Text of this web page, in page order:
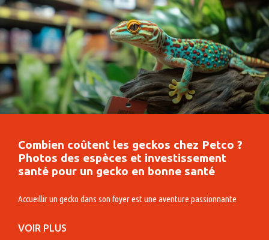
Combien coûtent les geckos chez Petco ?
Photos des espèces et investissement
santé pour un gecko en bonne santé
Accueillir un gecko dans son foyer est une aventure passionnante
VOIR PLUS